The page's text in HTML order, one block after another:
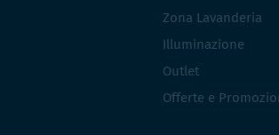
Zona Lavanderia
Illuminazione
Outlet
Offerte e